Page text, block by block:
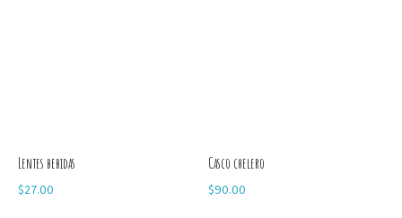
Lentes bebidas
$27.00
Casco chelero
$90.00